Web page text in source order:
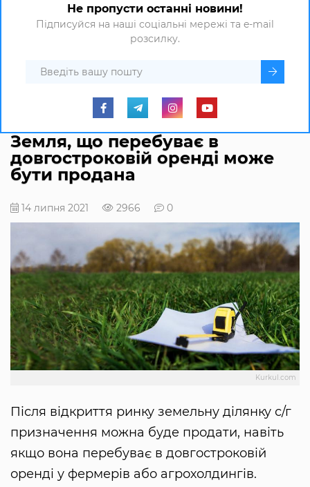
Не пропусти останні новини!
Підписуйся на наші соціальні мережі та e-mail
розсилку.
Земля, що перебуває в
довгостроковій оренді може
бути продана
14 липня 2021 2966 0
Kurkul.com
Після відкриття ринку земельну ділянку с/г
призначення можна буде продати, навіть
якщо вона перебуває в довгостроковій
оренді у фермерів або агрохолдингів.